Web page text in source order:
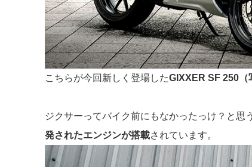
こちらが今回新しく登場したGIXXER SF 250（
ジクサーってバイク前にもなかったっけ？と
発されたエンジンが搭載されています。